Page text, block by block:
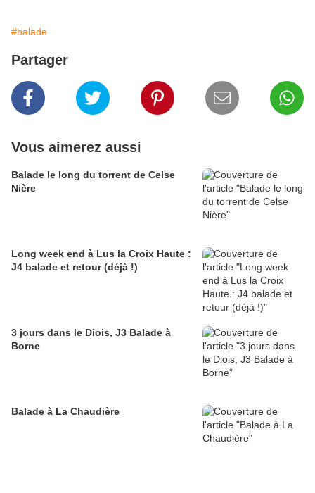
#balade
Partager
Vous aimerez aussi
Balade le long du torrent de Celse
Nière
Long week end à Lus la Croix Haute :
J4 balade et retour (déjà !)
3 jours dans le Diois, J3 Balade à
Borne
Balade à La Chaudière